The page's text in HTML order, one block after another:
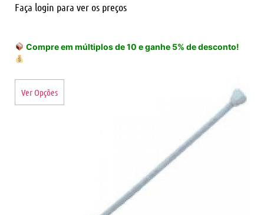
Faça login para ver os preços
Compre em múltiplos de 10 e ganhe 5% de desconto!
Ver Opções